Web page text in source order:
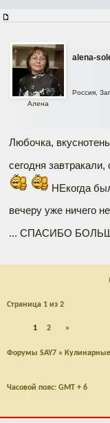
alena-
Алена
Россия,
Любочка,
сегодня
НЕкогда
вечеру уже ничего
... СПАСИБО
Страница 1 из 2
1 2 »
Форумы SAY7 »
Часовой пояс: GMT + 6